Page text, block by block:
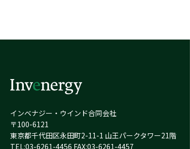
インベナジー・ウインド合同会社
〒100-6121
東京都千代田区永田町2-11-1 山王パークタワー21階
TEL:03-6261-4456 FAX:03-6261-4457